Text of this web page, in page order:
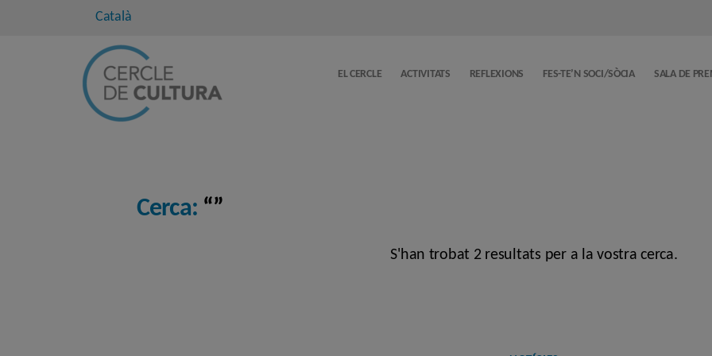
Català
EL CERCLE ACTIVITATS REFLEXIONS FES-TE’N SOCI/SÒCIA SALA DE
Cerca: “”
S'han trobat 2 resultats per a la vostra cerca.